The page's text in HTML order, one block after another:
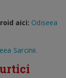
aici: Odiseea
Sarcinii.